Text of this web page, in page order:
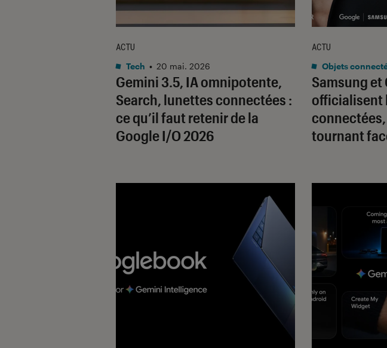
Gemini 3.5, IA omnipotente,
Search, lunettes connectées :
ce qu’il faut retenir de la
Google I/O 2026
ACTU
Tech • 20 mai. 2026
Samsung et
officialisent
tournant
ACTU
Objets